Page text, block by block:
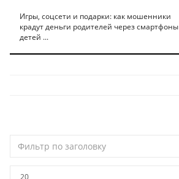
Игры, соцсети и подарки: как мошенники
крадут деньги родителей через смартфоны
детей ...
по